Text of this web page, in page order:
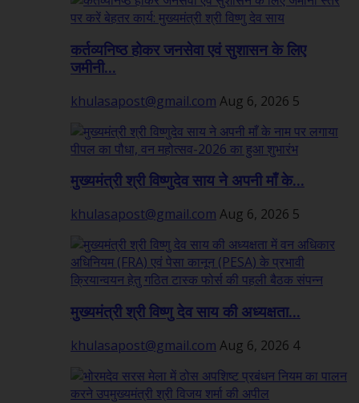
कर्तव्यनिष्ठ होकर जनसेवा एवं सुशासन के लिए
जमीनी...
khulasapost@gmail.com Aug 6, 2026 5
मुख्यमंत्री श्री विष्णुदेव साय ने अपनी माँ के...
khulasapost@gmail.com Aug 6, 2026 5
मुख्यमंत्री श्री विष्णु देव साय की अध्यक्षता...
khulasapost@gmail.com Aug 6, 2026 4